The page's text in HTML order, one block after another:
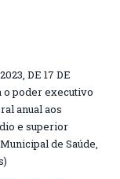
DE 17 DE
o poder executivo
anual aos
e superior
de Saúde,